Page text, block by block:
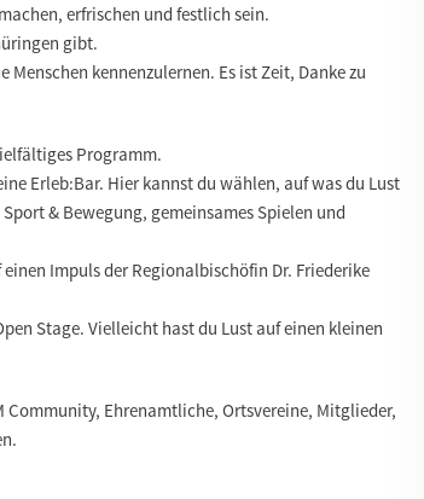
erfrischen und festlich sein.
gibt.
kennenzulernen. Es ist Zeit, Danke zu
Programm.
Erleb:Bar. Hier kannst du wählen, auf was du Lust
& Bewegung, gemeinsames Spielen und
Impuls der Regionalbischöfin Dr. Friederike
Stage. Vielleicht hast du Lust auf einen kleinen
Community, Ehrenamtliche, Ortsvereine, Mitglieder,